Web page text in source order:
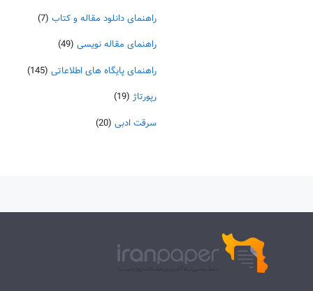
راهنمای دانلود مقاله و کتاب (7)
راهنمای مقاله نویسی (49)
راهنمای پایگاه های اطلاعاتی (145)
رپورتاژ (19)
سرقت ادبی (20)